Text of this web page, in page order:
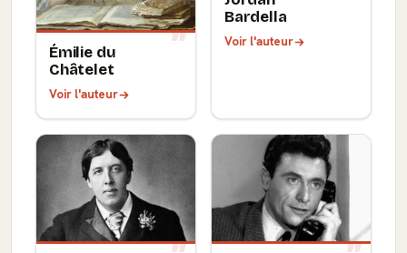
Émilie du
Châtelet
Voir l'auteur
Bardella
Voir l'auteur